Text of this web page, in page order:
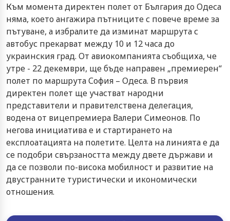
Към момента директен полет от България до Одеса
няма, което ангажира пътниците с повече време за
пътуване, а избралите да изминат маршрута с
автобус прекарват между 10 и 12 часа до
украинския град. От авиокомпанията съобщиха, че
утре - 22 декември, ще бъде направен „премиерен“
полет по маршрута София – Одеса. В първия
директен полет ще участват народни
представители и правителствена делегация,
водена от вицепремиера Валери Симеонов. По
негова инициатива е и стартирането на
експлоатацията на полетите. Целта на линията е да
се подобри свързаността между двете държави и
да се позволи по-висока мобилност и развитие на
двустранните туристически и икономически
отношения.